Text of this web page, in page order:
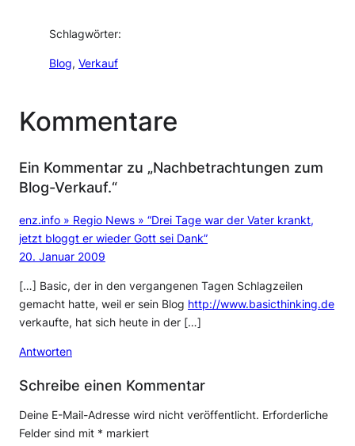
Schlagwörter:
Blog, Verkauf
Kommentare
Ein Kommentar zu „Nachbetrachtungen zum
Blog-Verkauf.“
enz.info » Regio News » “Drei Tage war der Vater krankt,
jetzt bloggt er wieder Gott sei Dank”
20. Januar 2009
[…] Basic, der in den vergangenen Tagen Schlagzeilen
gemacht hatte, weil er sein Blog http://www.basicthinking.de
verkaufte, hat sich heute in der […]
Antworten
Schreibe einen Kommentar
Deine E-Mail-Adresse wird nicht veröffentlicht. Erforderliche
Felder sind mit * markiert